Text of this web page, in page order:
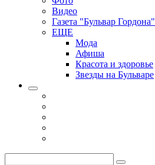
Видео
Газета "Бульвар Гордона"
ЕЩЕ
Мода
Афиша
Красота и здоровье
Звезды на Бульваре